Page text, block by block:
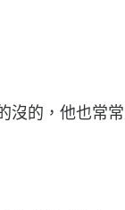
沒的，他也常